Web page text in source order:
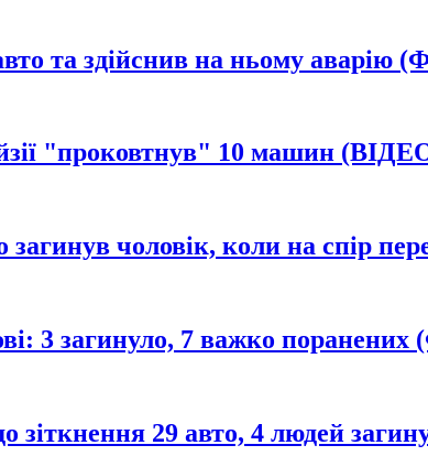
та здійснив на ньому
"проковтнув" 10 машин
загинув чоловік, коли на спір
3 загинуло, 7 важко
зіткнення 29 авто, 4 людей